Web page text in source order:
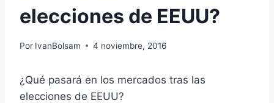
elecciones de EEUU?
Por IvanBolsam 4 noviembre, 2016
¿Qué pasará en los mercados tras las
elecciones de EEUU?